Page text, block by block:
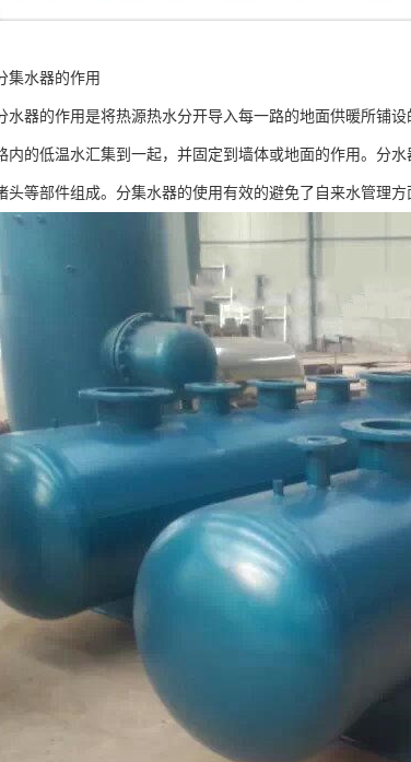
集水器的作用
水器的作用是将热源热水分开导入每一路的地面供暖所铺
内的低温水汇集到一起，并固定到墙体或地面的作用。分
头等部件组成。分集水器的使用有效的避免了自来水管理